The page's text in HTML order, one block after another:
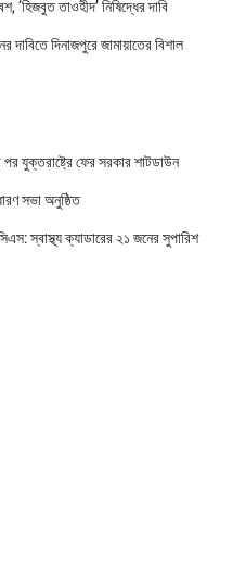
‘হিজবুত তাওহীদ’ নিষিদ্ধের দাবি
দিনাজপুরে জামায়াতের বিশাল
পর যুক্তরাষ্ট্রে ফের সরকার শাটডাউন
সভা অনুষ্ঠিত
স্বাস্থ্য ক্যাডারের ২১ জনের সুপারিশ